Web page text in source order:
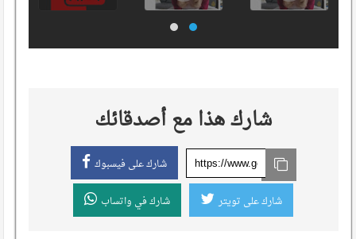
شارك هذا مع أصدقائك
شارك على فيسبوك
شارك على تويتر شارك في واتساب